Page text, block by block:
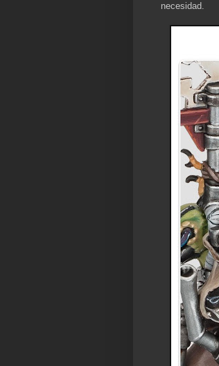
necesidad.